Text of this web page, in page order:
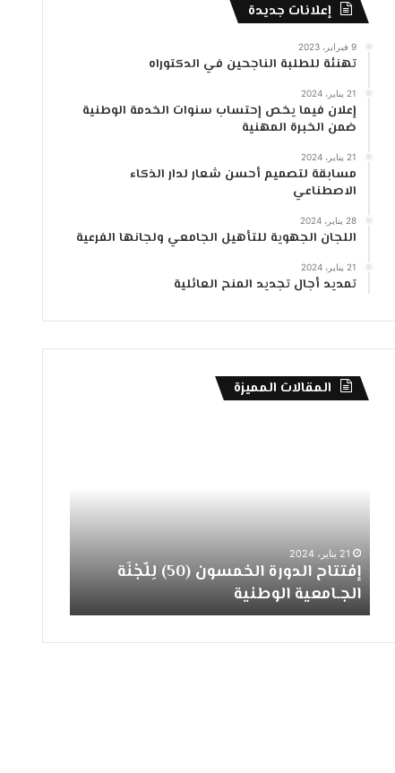
إعلانات جديدة
9 فبراير، 2023
تهنئة للطلبة الناجحين في الدكتوراه
21 يناير، 2024
إعلان فيما يخص إحتساب سنوات الخدمة الوطنية
ضمن الخبرة المهنية
21 يناير، 2024
مسابقة لتصميم أحسن شعار لدار الذكاء
الاصطناعي
28 يناير، 2024
اللجان الجهوية للتأهيل الجامعي ولجانها الفرعية
21 يناير، 2024
تمديد أجال تجديد المنح العائلية
المقالات المميزة
إفتتاح الدورة الخمسون (50) لِلّجْنَة
3 مارس، 2024
تــهـــنـــئــــة